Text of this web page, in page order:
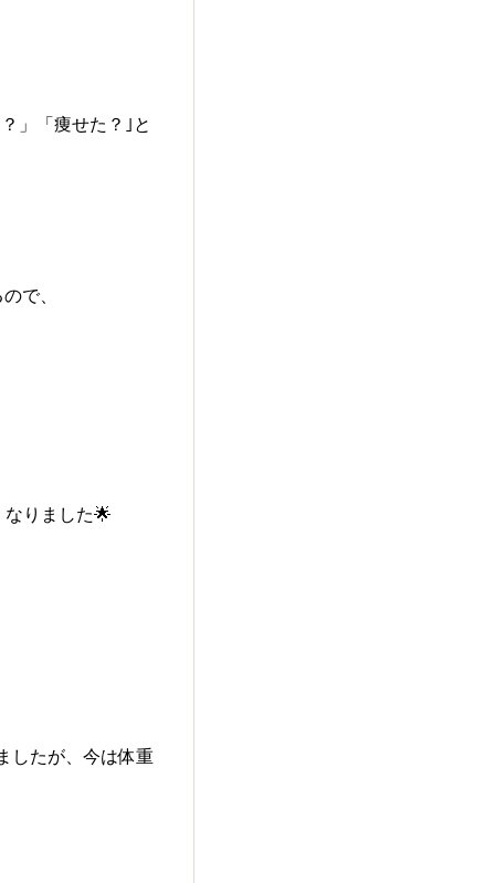
」「痩せた？｣と
で、
りました🌟
したが、今は体重